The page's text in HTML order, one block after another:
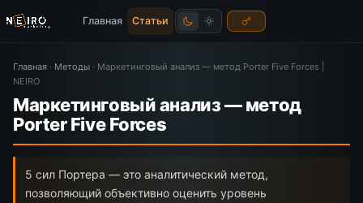
Главная Статьи
Главная · Методы · Маркетинговый анализ — метод Porter Five Forces |
NEIRO
Маркетинговый анализ — метод
Porter Five Forces
5 сил Портера — это аналитический метод,
позволяющий объективно оценить уровень